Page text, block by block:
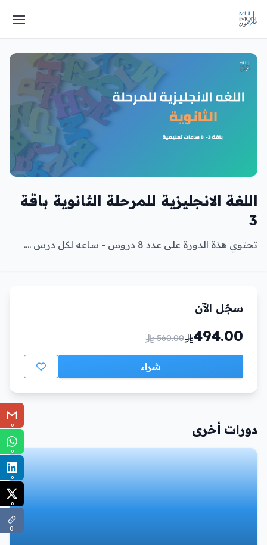
اللغة الانجليزية للمرحلة الثانوية باقة
3
تحتوي هذة الدورة على عدد 8 دروس - ساعه لكل درس ....
سجّل الآن
494.00
560.00
شراء
دورات أخرى 0
0
0
0
0